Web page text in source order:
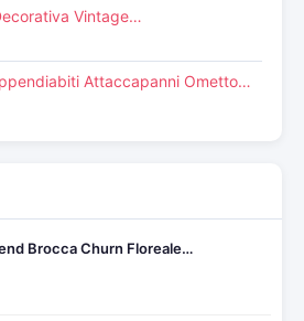
Vintage…
Attaccapanni Ometto…
Brocca Churn Floreale…